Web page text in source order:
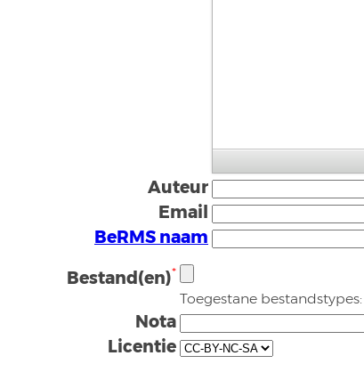
Auteur
Email
BeRMS naam
Bestand(en)*
Toegestane bestandstypes:
Nota
Licentie